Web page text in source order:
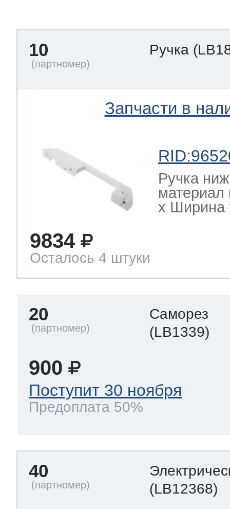
холод.камер
10 Ручка
Запчасти в
Ручка
материал
х Ширина
9834
Осталось 4 штуки
20
Саморез
(LB1339)
900
Поступит 30 ноября
Предоплата 50%
40
(LB12368)